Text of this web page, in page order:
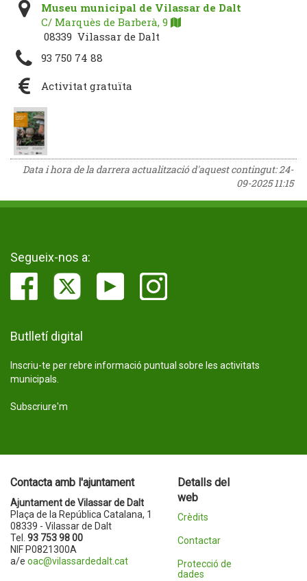
Museu municipal de Vilassar de Dalt
C/ Marquès de Barberà, 9
08339 Vilassar de Dalt
93 750 74 88
Activitat gratuïta
Data i hora de la darrera actualització d'aquest contingut:24-
09-2025 11:15
Segueix-nos a:
Butlletí digital
Inscriu-te per rebre informació puntual sobre les activitats
municipals.
Subscriure'm
Contacta amb l'ajuntament
Ajuntament de Vilassar de Dalt
Plaça de la República Catalana, 1
08339 - Vilassar de Dalt
Tel. 93 753 98 00
NIF P0821300A
a/e oac@vilassardedalt.cat
Detalls del
web
Crèdits
Contactar
Protecció de
dades